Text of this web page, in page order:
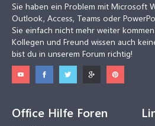
Sie haben ein Problem mit Microsoft
Outlook, Access, Teams oder
Sie einfach nicht mehr weiter
Kollegen und Freund wissen auch
bist du in unserem Forum richtig!
Office Hilfe Foren